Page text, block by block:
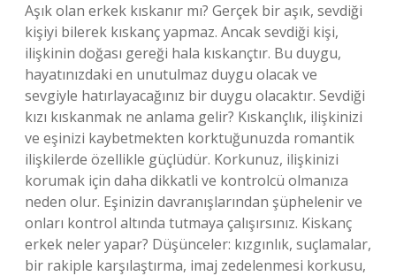
Aşık olan erkek kıskanır mı? Gerçek bir aşık, sevdiği
kişiyi bilerek kıskanç yapmaz. Ancak sevdiği kişi,
ilişkinin doğası gereği hala kıskançtır. Bu duygu,
hayatınızdaki en unutulmaz duygu olacak ve
sevgiyle hatırlayacağınız bir duygu olacaktır. Sevdiği
kızı kıskanmak ne anlama gelir? Kıskançlık, ilişkinizi
ve eşinizi kaybetmekten korktuğunuzda romantik
ilişkilerde özellikle güçlüdür. Korkunuz, ilişkinizi
korumak için daha dikkatli ve kontrolcü olmanıza
neden olur. Eşinizin davranışlarından şüphelenir ve
onları kontrol altında tutmaya çalışırsınız. Kiskanç
erkek neler yapar? Düşünceler: kızgınlık, suçlamalar,
bir rakiple karşılaştırma, imaj zedelenmesi korkusu,